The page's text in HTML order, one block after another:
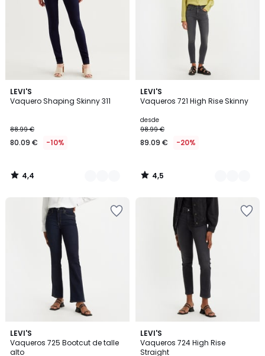
LEVI'S
Vaquero Shaping Skinny 311
88.99 €
80.09 € -10%
4,4
/ 5
4
Colores
4,4
/
LEVI'S
Vaqueros 721 High Rise Skinny
desde
98.99 €
89.09 € -20%
4,5
/ 5
7
Colores
4,5
/
LEVI'S
Vaqueros 725 Bootcut de talle
alto
4,6
/ 5
6
Colores
LEVI'S
Vaqueros 724 High Rise
Straight
4,3
/ 5